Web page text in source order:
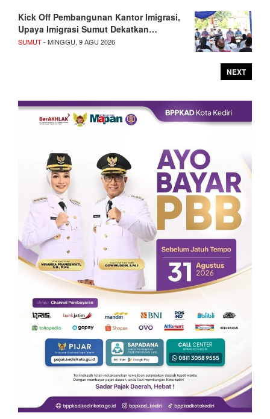
Kick Off Pembangunan Kantor Imigrasi,
Upaya Imigrasi Sumut Dekatkan…
SUMUT- MINGGU, 9 AGU 2026
NEXT